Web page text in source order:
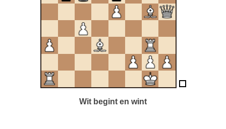
Wit begint en wint